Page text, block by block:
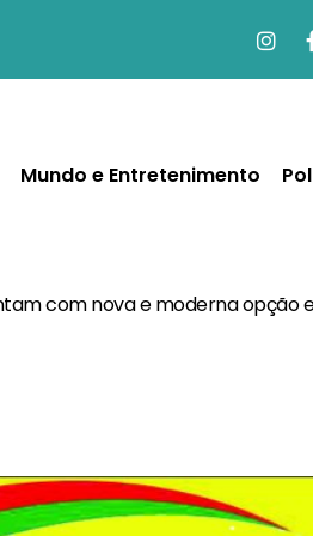
Mundo e Entretenimento
com nova e moderna opção